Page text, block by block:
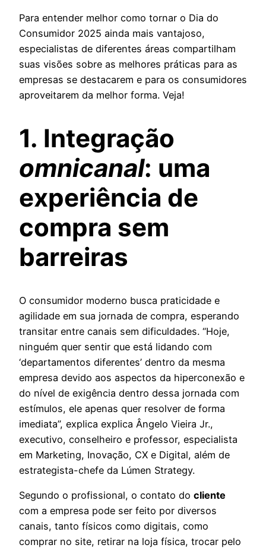
Para entender melhor como tornar o Dia do
Consumidor 2025 ainda mais vantajoso,
especialistas de diferentes áreas compartilham
suas visões sobre as melhores práticas para as
empresas se destacarem e para os consumidores
aproveitarem da melhor forma. Veja!
1. Integração
omnicanal: uma
experiência de
compra sem
barreiras
O consumidor moderno busca praticidade e
agilidade em sua jornada de compra, esperando
transitar entre canais sem dificuldades. “Hoje,
ninguém quer sentir que está lidando com
‘departamentos diferentes’ dentro da mesma
empresa devido aos aspectos da hiperconexão e
do nível de exigência dentro dessa jornada com
estímulos, ele apenas quer resolver de forma
imediata”, explica explica Ângelo Vieira Jr.,
executivo, conselheiro e professor, especialista
em Marketing, Inovação, CX e Digital, além de
estrategista-chefe da Lúmen Strategy.
Segundo o profissional, o contato do cliente
com a empresa pode ser feito por diversos
canais, tanto físicos como digitais, como
comprar no site, retirar na loja física, trocar pelo